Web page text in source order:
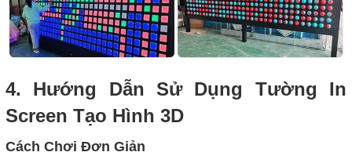
4. Hướng Dẫn Sử Dụng Tường In
Screen Tạo Hình 3D
Cách Chơi Đơn Giản